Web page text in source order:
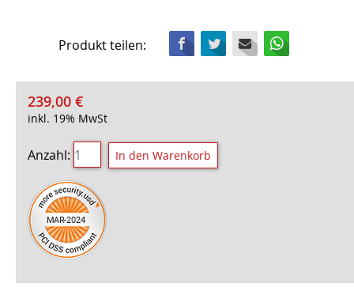
Produkt teilen: Facebook
Twitter Mail
239,00 €
inkl. 19% MwSt
Anzahl: